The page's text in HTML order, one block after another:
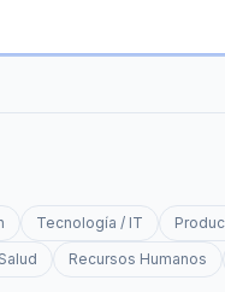
Tecnología / IT
Salud Recursos Humanos